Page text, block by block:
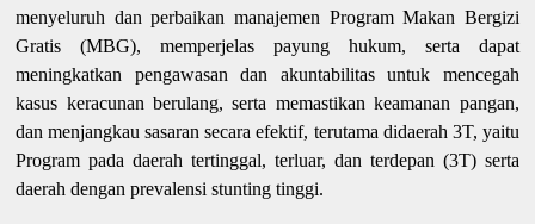
menyeluruh dan perbaikan manajemen Program Makan Bergizi
Gratis (MBG), memperjelas payung hukum, serta dapat
meningkatkan pengawasan dan akuntabilitas untuk mencegah
kasus keracunan berulang, serta memastikan keamanan pangan,
dan menjangkau sasaran secara efektif, terutama didaerah 3T, yaitu
Program pada daerah tertinggal, terluar, dan terdepan (3T) serta
daerah dengan prevalensi stunting tinggi.